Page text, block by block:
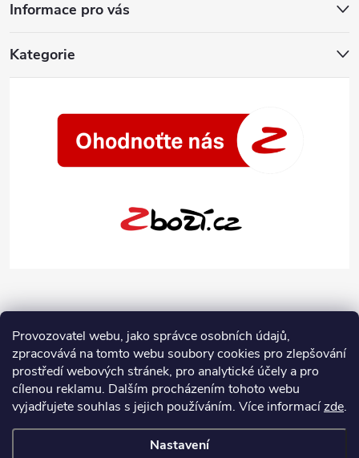
Provozovatel webu, jako správce osobních údajů,
zpracovává na tomto webu soubory cookies pro zlepšování
prostředí webových stránek, pro analytické účely a pro
cílenou reklamu. Dalším procházením tohoto webu
vyjadřujete souhlas s jejich používáním. Více informacízde.
Nastavení
Informace pro vás
Kategorie